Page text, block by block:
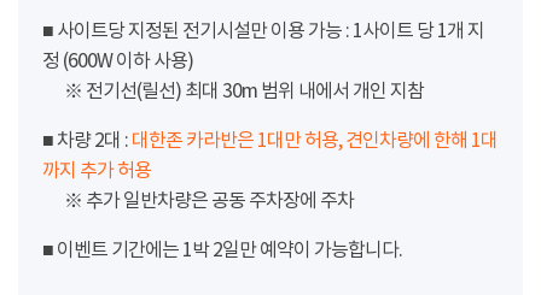
■ 사이트당 지정된 전기시설만 이용 가능 : 1사이트 당 1개 지
정 (600W 이하 사용)
※ 전기선(릴선) 최대 30m 범위 내에서 개인 지참
■ 차량 2대 : 대한존 카라반은 1대만 허용, 견인차량에 한해 1대
까지 추가 허용
※ 추가 일반차량은 공동 주차장에 주차
■ 이벤트 기간에는 1박 2일만 예약이 가능합니다.